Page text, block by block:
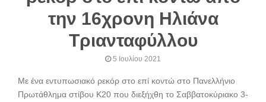
την 16χρονη Ηλιάνα
Τριανταφύλλου
5 Ιουλίου 2021
Με ένα εντυπωσιακό ρεκόρ στο επί κοντώ στο Πανελλήνιο
Πρωτάθλημα στίβου Κ20 που διεξήχθη το Σαββατοκύριακο 3-